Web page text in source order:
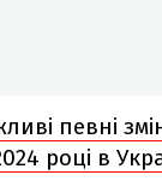
певні
році в